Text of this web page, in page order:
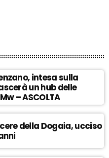
intesa sulla
un hub delle
– ASCOLTA
della Dogaia, ucciso